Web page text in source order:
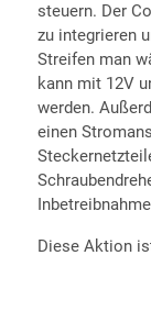
steuern. Der
zu integrieren
Streifen man
kann mit 12V
werden.
einen
Diese Aktion